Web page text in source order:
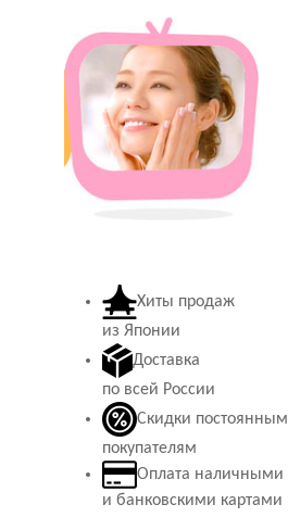
Хиты продаж
из Японии
Доставка
по всей России
Скидки постоянным
покупателям
Оплата наличными
и банковскими картами